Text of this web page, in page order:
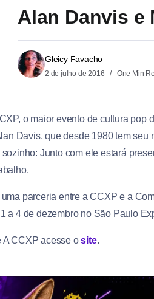
Alan Danvis e
Gleicy Favacho
2 de julho de 2016 One Min
o maior evento de cultura
Davis, que desde 1980 tem
Junto com ele estará
parceria entre a CCXP e a
a 4 de dezembro no São Paulo
A CCXP acesse osite.